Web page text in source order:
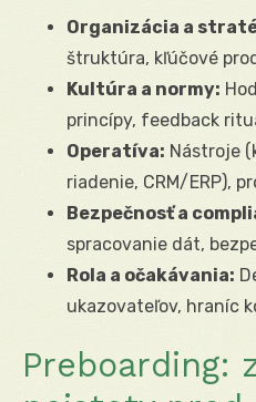
Organizácia a
štruktúra, kľúčové
Kultúra a normy:
princípy, feedback
Operatíva: Nástroje
riadenie, CRM/ERP),
Bezpečnosť a
spracovanie dát,
Rola a očakávania:
ukazovateľov, hraníc
Preboarding: